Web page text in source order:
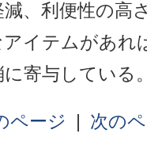
、利便性の高
イテムがあれ
寄与している
ページ | 次の